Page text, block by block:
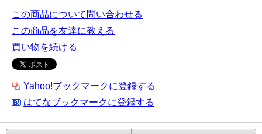
この商品について問い合わせる
この商品を友達に教える
買い物を続ける
Yahoo!ブックマークに登録する
はてなブックマークに登録する